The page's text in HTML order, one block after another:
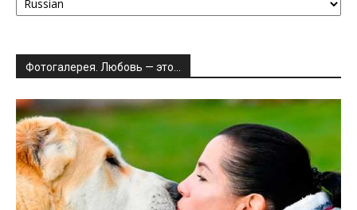
Фотогалерея. Любовь — это…